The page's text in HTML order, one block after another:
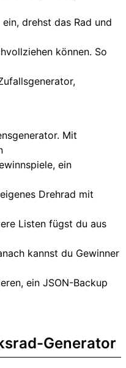
drehst das Rad und
können. So
Mit
ein
Drehrad mit
Listen fügst du aus
kannst du Gewinner
ein JSON-Backup
Generator